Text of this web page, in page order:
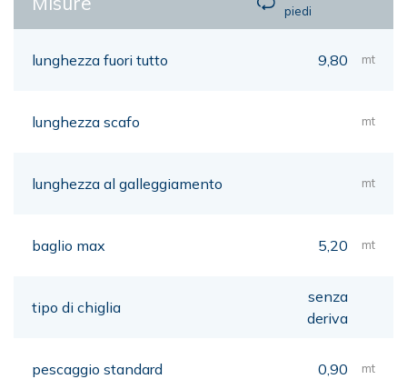
piedi
lunghezza fuori tutto 9,80 mt
lunghezza scafo mt
lunghezza al galleggiamento mt
baglio max 5,20 mt
tipo di chiglia
senza
deriva
pescaggio standard 0,90 mt